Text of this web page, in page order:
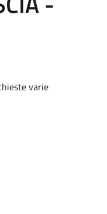
varie